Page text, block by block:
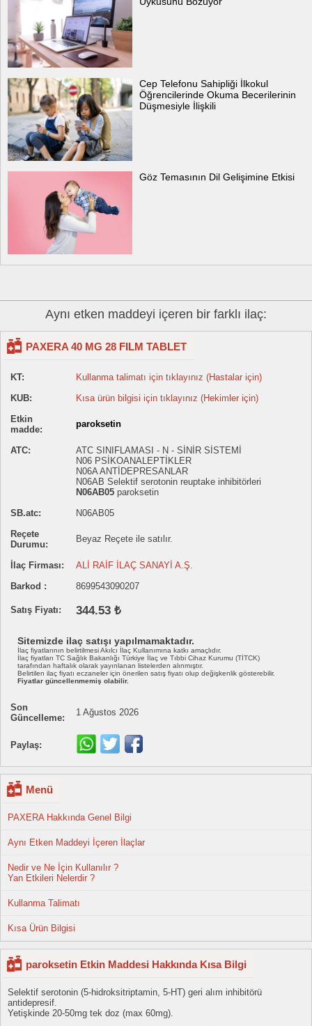
Cep Telefonu Sahipliği İlkokul
Öğrencilerinde Okuma Becerilerinin
Düşmesiyle İlişkili
Göz Temasının Dil Gelişimine Etkisi
Aynı etken maddeyi içeren bir farklı ilaç:
PAXERA 40 MG 28 FILM TABLET
KT:
Kullanma talimatı için tıklayınız (Hastalar için)
KUB:
Kısa ürün bilgisi için tıklayınız (Hekimler için)
Etkin
madde:
paroksetin
ATC:
ATC SINIFLAMASI - N - SİNİR SİSTEMİ
N06 PSİKOANALEPTİKLER
N06A ANTİDEPRESANLAR
N06AB Selektif serotonin reuptake inhibitörleri
N06AB05 paroksetin
SB.atc:
N06AB05
Reçete
Durumu:
Beyaz Reçete ile satılır.
İlaç Firması:
ALİ RAİF İLAÇ SANAYİ A.Ş.
Barkod :
8699543090207
Satış Fiyatı: 344.53 ₺
Sitemizde ilaç satışı yapılmamaktadır.
İlaç fiyatlarının belirtilmesi Akılcı İlaç Kullanımına katkı amaçlıdır.
İlaç fiyatları TC Sağlık Bakanlığı Türkiye İlaç ve Tıbbi Cihaz Kurumu (TİTCK)
tarafından haftalık olarak yayınlanan listelerden alınmıştır.
Belirtilen ilaç fiyatı eczaneler için önerilen satış fiyatı olup değişkenlik gösterebilir.
Fiyatlar güncellenmemiş olabilir.
Son
Güncelleme:
1 Ağustos 2026
Paylaş:
Menü
PAXERA Hakkında Genel Bilgi
Aynı Etken Maddeyi İçeren İlaçlar
Nedir ve Ne İçin Kullanılır ?
Yan Etkileri Nelerdir ?
Kullanma Talimatı
Kısa Ürün Bilgisi
paroksetin Etkin Maddesi Hakkında Kısa Bilgi
Selektif serotonin (5-hidroksitriptamin, 5-HT) geri alım inhibitörü
antidepresif.
Yetişkinde 20-50mg tek doz (max 60mg).